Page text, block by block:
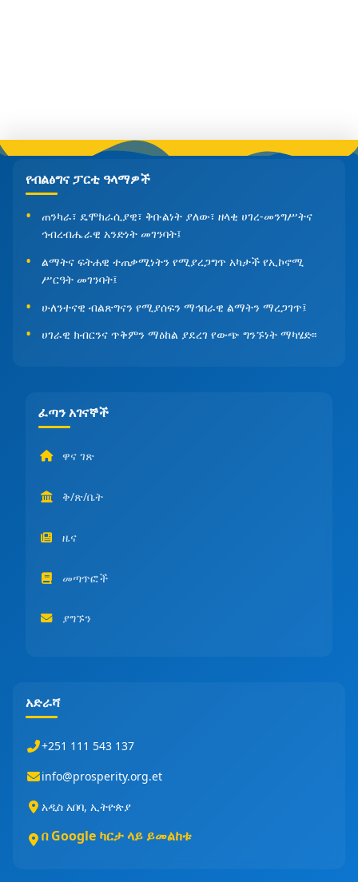
የብልፅግና ፓርቲ ዓላማዎች
ጠንካራ፣ ዴሞክራሲያዊ፣ ቅቡልነት ያለው፣ ዘላቂ ሀገረ-መንግሥትና
ኅብረብሔራዊ አንድነት መገንባት፤
ልማትና ፍትሐዊ ተጠቃሚነትን የሚያረጋግጥ አካታች የኢኮኖሚ
ሥርዓት መገንባት፤
ሁለንተናዊ ብልጽግናን የሚያሰፍን ማኅበራዊ ልማትን ማረጋገጥ፤
ሀገራዊ ክብርንና ጥቅምን ማዕከል ያደረገ የውጭ ግንኙነት ማካሄድ፡፡
ፈጣን አገናኞች
ዋና ገጽ
ቅ/ጽ/ቤት
ዜና
መጣጥፎች
ያግኙን
አድራሻ
+251 111 543 137
info@prosperity.org.et
አዲስ አበባ, ኢትዮጵያ
በ Google ካርታ ላይ ይመልከቱ